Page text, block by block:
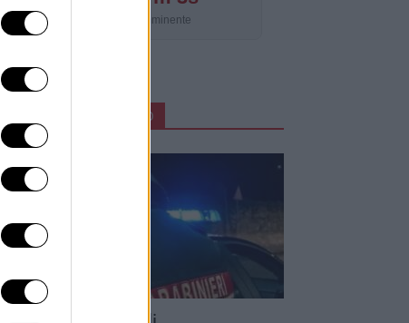
Aggiornamento imminente
ARTICOLI IN PRIMO PIANO